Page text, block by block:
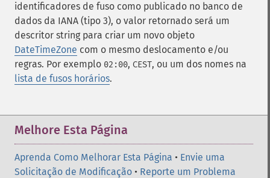
identificadores de fuso como publicado no banco de
dados da IANA (tipo 3), o valor retornado será um
descritor string para criar um novo objeto
DateTimeZone com o mesmo deslocamento e/ou
regras. Por exemplo 02:00, CEST, ou um dos nomes na
lista de fusos horários.
Melhore Esta Página
Aprenda Como Melhorar Esta Página • Envie uma
Solicitação de Modificação • Reporte um Problema